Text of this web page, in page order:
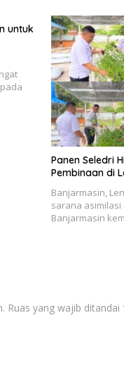
untuk
Panen Seledri
Pembinaan di
Banjarmasin,
sarana asimilasi
Banjarmasin
Ruas yang wajib ditandai